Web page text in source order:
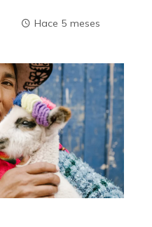
Hace 5 meses